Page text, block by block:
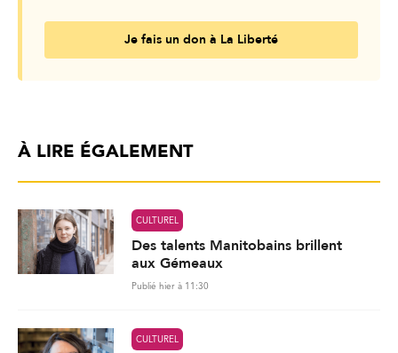
Je fais un don à La Liberté
À LIRE ÉGALEMENT
CULTUREL
Des talents Manitobains brillent
aux Gémeaux
Publié hier à 11:30
CULTUREL